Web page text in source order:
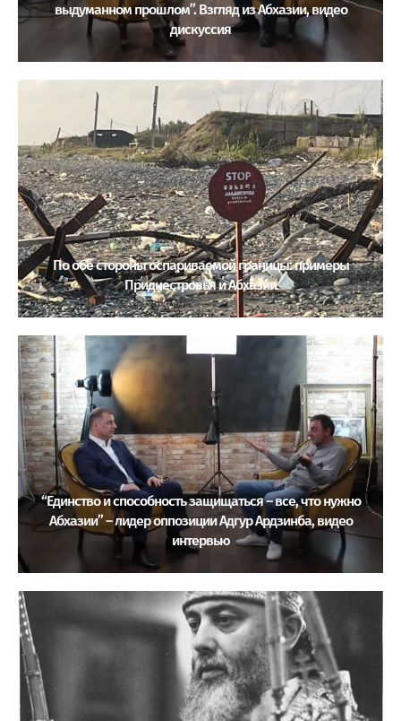
выдуманном прошлом”. Взгляд из Абхазии, видео
дискуссия
По обе стороны оспариваемой границы: примеры
Приднестровья и Абхазии
“Единство и способность защищаться – все, что нужно
Абхазии” – лидер оппозиции Адгур Ардзинба, видео
интервью